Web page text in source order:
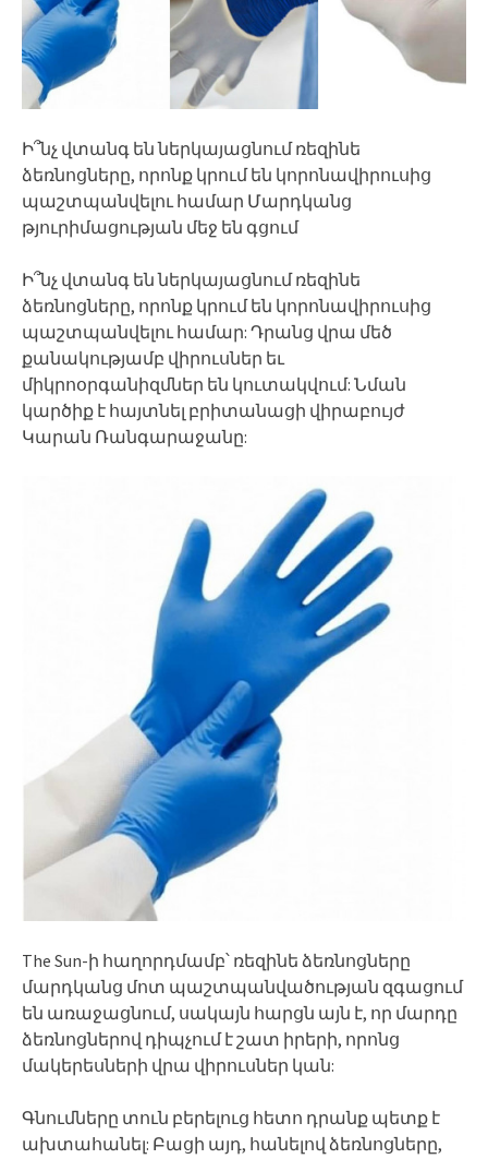
Ի՞նչ վտանգ են ներկայացնում ռեզինե
ձեռնոցները, որոնք կրում են կորոնավիրուսից
պաշտպանվելու համար Մարդկանց
թյուրիմացության մեջ են գցում
Ի՞նչ վտանգ են ներկայացնում ռեզինե
ձեռնոցները, որոնք կրում են կորոնավիրուսից
պաշտպանվելու համար: Դրանց վրա մեծ
քանակությամբ վիրուսներ եւ
միկրոօրգանիզմներ են կուտակվում: Նման
կարծիք է հայտնել բրիտանացի վիրաբույժ
Կարան Ռանգարաջանը:
The Sun-ի հաղորդմամբ՝ ռեզինե ձեռնոցները
մարդկանց մոտ պաշտպանվածության զգացում
են առաջացնում, սակայն հարցն այն է, որ մարդը
ձեռնոցներով դիպչում է շատ իրերի, որոնց
մակերեսների վրա վիրուսներ կան:
Գնումները տուն բերելուց հետո դրանք պետք է
ախտահանել: Բացի այդ, հանելով ձեռնոցները,